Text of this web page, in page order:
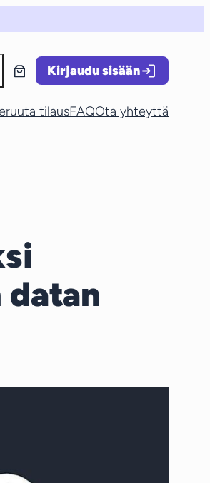
Kirjaudu sisään
tilausFAQOta yhteyttä